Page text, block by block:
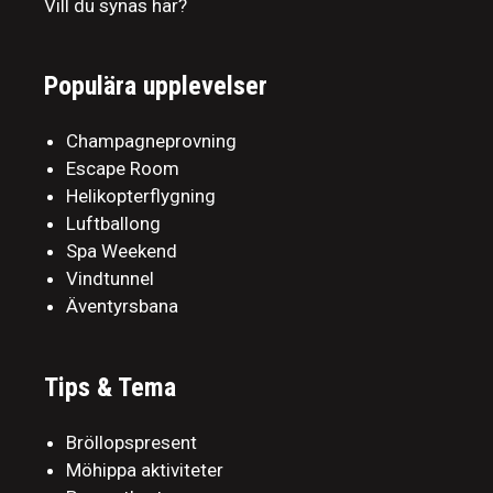
Vill du synas här?
Populära upplevelser
Champagneprovning
Escape Room
Helikopterflygning
Luftballong
Spa Weekend
Vindtunnel
Äventyrsbana
Tips & Tema
Bröllopspresent
Möhippa aktiviteter